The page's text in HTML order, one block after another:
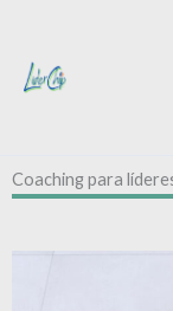
contenido
Coaching para